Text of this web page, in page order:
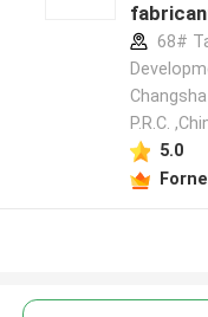
68#
P.R.C.
5.0